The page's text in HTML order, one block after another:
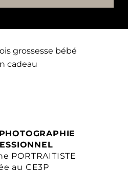
PORTRAITISTE
au CE3P